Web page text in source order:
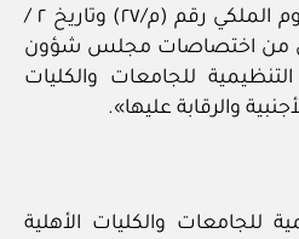
الجامعات، الصادر بالمرسوم الملكي رقم (م/٢٧) وتاريخ ٢ /
على أن من اختصاصات مجلس شؤون
التنظيمية للجامعات والكليات
والرقابة عليها».
للجامعات والكليات الأهلية